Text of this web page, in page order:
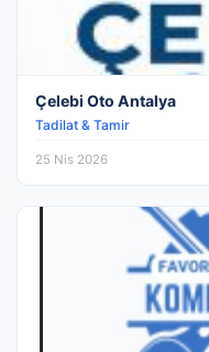
Çelebi Oto Antalya
Tadilat & Tamir
25 Nis 2026